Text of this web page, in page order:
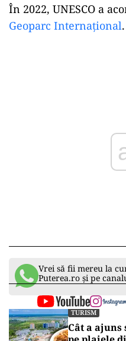
Phoenix, simbol al
precum colaborarea
2014-2017, și a
înființarea ONG-ului